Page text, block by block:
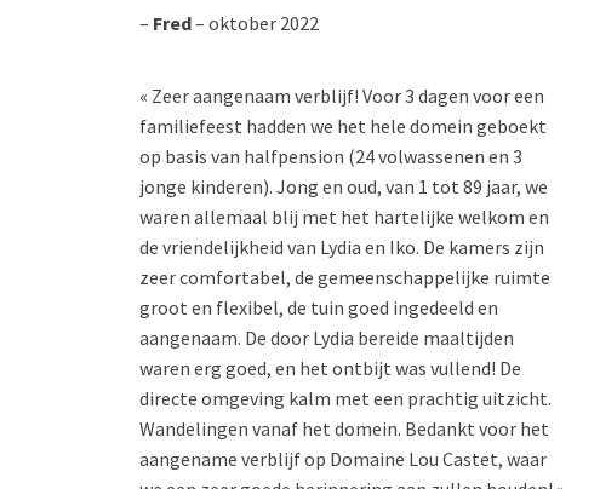
– Fred– oktober 2022
« Zeer aangenaam verblijf! Voor 3 dagen voor een
familiefeest hadden we het hele domein geboekt
op basis van halfpension (24 volwassenen en 3
jonge kinderen). Jong en oud, van 1 tot 89 jaar, we
waren allemaal blij met het hartelijke welkom en
de vriendelijkheid van Lydia en Iko. De kamers zijn
zeer comfortabel, de gemeenschappelijke ruimte
groot en flexibel, de tuin goed ingedeeld en
aangenaam. De door Lydia bereide maaltijden
waren erg goed, en het ontbijt was vullend! De
directe omgeving kalm met een prachtig uitzicht.
Wandelingen vanaf het domein. Bedankt voor het
aangename verblijf op Domaine Lou Castet, waar